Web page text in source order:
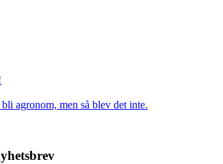
agronom, men så blev det inte.